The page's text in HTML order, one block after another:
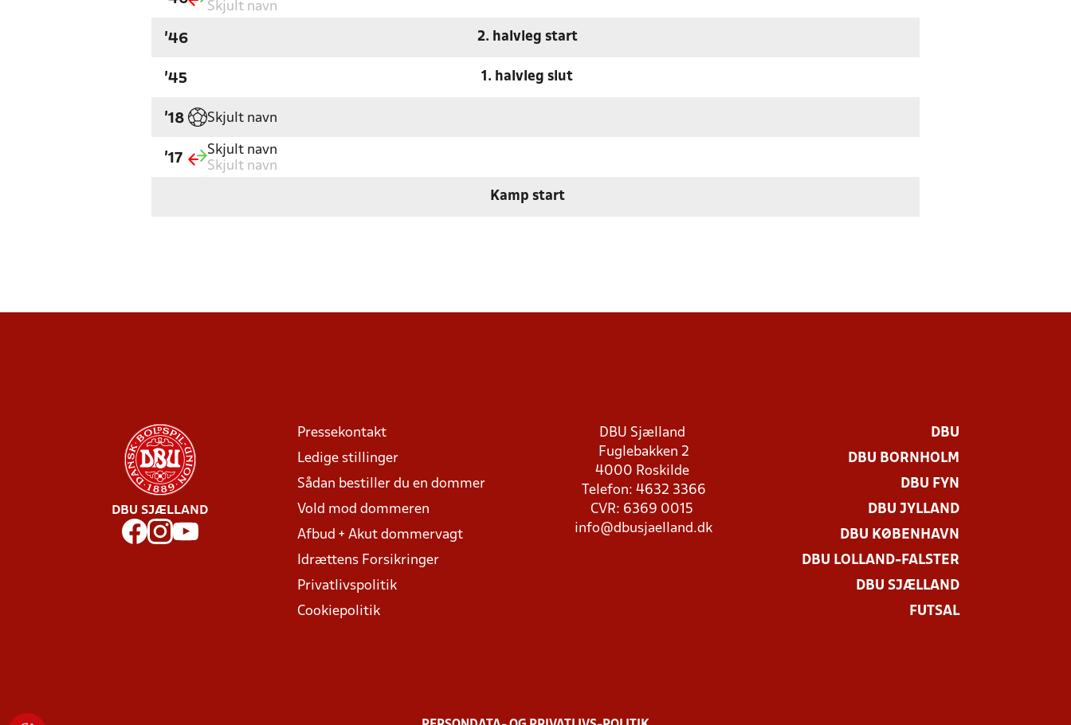
Skjult navn
'46 2. halvleg start
'45 1. halvleg slut
'18 Skjult navn
'17
Skjult navn
Skjult navn
Kamp start
DBU SJÆLLAND
Pressekontakt
Ledige stillinger
Sådan bestiller du en dommer
Vold mod dommeren
Afbud + Akut dommervagt
Idrættens Forsikringer
Privatlivspolitik
Cookiepolitik
DBU Sjælland
Fuglebakken 2
4000 Roskilde
Telefon: 4632 3366
CVR: 6369 0015
info@dbusjaelland.dk
DBU
DBU BORNHOLM
DBU FYN
DBU JYLLAND
DBU KØBENHAVN
DBU LOLLAND-FALSTER
DBU SJÆLLAND
FUTSAL